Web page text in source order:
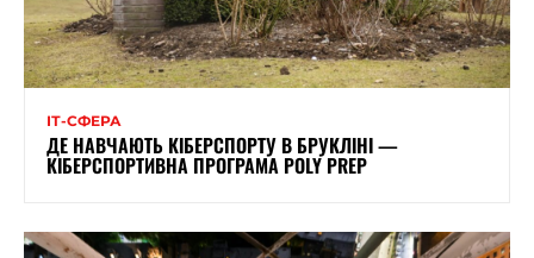
ІТ-СФЕРА
ДЕ НАВЧАЮТЬ КІБЕРСПОРТУ В БРУКЛІНІ —
КІБЕРСПОРТИВНА ПРОГРАМА POLY PREP